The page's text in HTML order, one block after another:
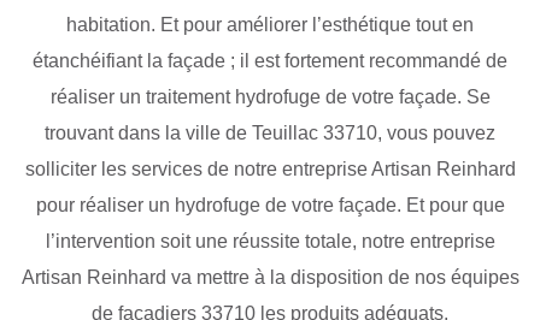
habitation. Et pour améliorer l’esthétique tout en
étanchéifiant la façade ; il est fortement recommandé de
réaliser un traitement hydrofuge de votre façade. Se
trouvant dans la ville de Teuillac 33710, vous pouvez
solliciter les services de notre entreprise Artisan Reinhard
pour réaliser un hydrofuge de votre façade. Et pour que
l’intervention soit une réussite totale, notre entreprise
Artisan Reinhard va mettre à la disposition de nos équipes
de façadiers 33710 les produits adéquats.